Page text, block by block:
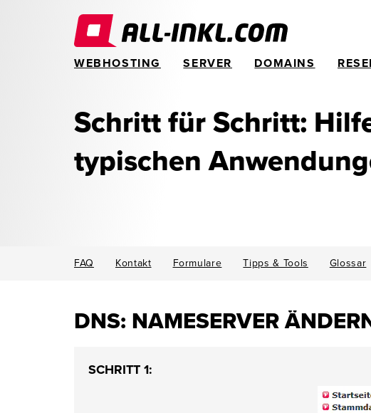
WEBHOSTING SERVER DOMAINS
Schritt für Schritt:
typischen
FAQ Kontakt Formulare Tipps & Tools Glossar
DNS: NAMESERVER
SCHRITT 1: